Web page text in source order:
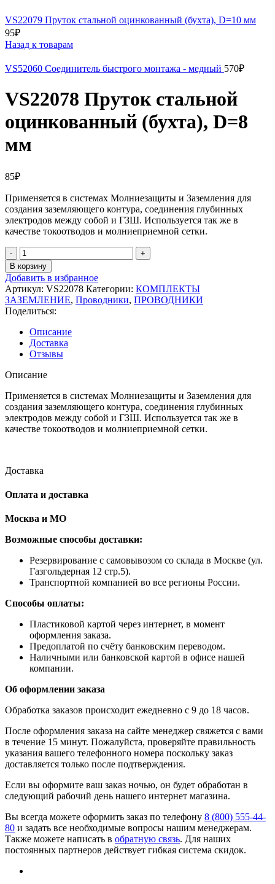
VS22079 Пруток стальной оцинкованный (бухта), D=10 мм
95₽
Назад к товарам
VS52060 Соединитель быстрого монтажа - медный 570₽
VS22078 Пруток стальной
оцинкованный (бухта), D=8
мм
85₽
Применяется в системах Молниезащиты и Заземления для
создания заземляющего контура, соединения глубинных
электродов между собой и ГЗШ. Используется так же в
качестве токоотводов и молниеприемной сетки.
Количество
товара
VS22078
Пруток
стальной
оцинкованный
(бухта),
D=8
мм
В корзину
Добавить в избранное
Артикул: VS22078 Категории: КОМПЛЕКТЫ
ЗАЗЕМЛЕНИЕ, Проводники, ПРОВОДНИКИ
Поделиться:
Описание
Доставка
Отзывы
Описание
Применяется в системах Молниезащиты и Заземления для
создания заземляющего контура, соединения глубинных
электродов между собой и ГЗШ. Используется так же в
качестве токоотводов и молниеприемной сетки.
Доставка
Оплата и доставка
Москва и МО
Возможные способы доставки:
​Резервирование с самовывозом со склада в Москве (ул.
Газгольдерная 12 стр.5).
Транспортной компанией во все регионы России.
Способы оплаты:
​Пластиковой картой через интернет, в момент
оформления заказа.
​Предоплатой по счёту банковским переводом.
​Наличными или банковской картой в офисе нашей
компании.
Об оформлении заказа
Обработка заказов происходит ежедневно с 9 до 18 часов.
После оформления заказа на сайте менеджер свяжется с вами
в течение 15 минут. Пожалуйста, проверяйте правильность
указания вашего телефонного номера поскольку заказ
доставляется только после подтверждения.
Если вы оформите ваш заказ ночью, он будет обработан в
следующий рабочий день нашего интернет магазина.
Вы всегда можете оформить заказ по телефону 8 (800) 555-44-
80 и задать все необходимые вопросы нашим менеджерам.
Также можете написать в обратную связь. Для наших
постоянных партнеров действует гибкая система скидок.